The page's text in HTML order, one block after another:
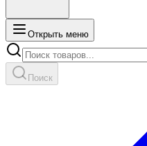
Открыть меню
Поиск